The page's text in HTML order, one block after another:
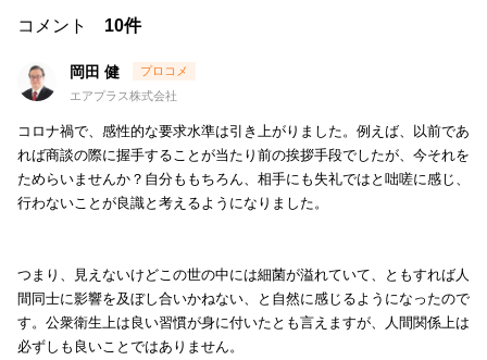
コメント 10件
岡田 健
エアプラス株式会社
コロナ禍で、感性的な要求水準は引き上がりました。例えば、以前であ
れば商談の際に握手することが当たり前の挨拶手段でしたが、今それを
ためらいませんか？自分ももちろん、相手にも失礼ではと咄嗟に感じ、
行わないことが良識と考えるようになりました。
つまり、見えないけどこの世の中には細菌が溢れていて、ともすれば人
間同士に影響を及ぼし合いかねない、と自然に感じるようになったので
す。公衆衛生上は良い習慣が身に付いたとも言えますが、人間関係上は
必ずしも良いことではありません。